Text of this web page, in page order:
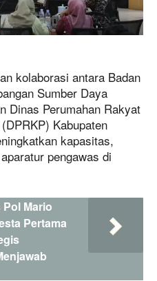
kolaborasi antara Badan
Sumber Daya
Dinas Perumahan Rakyat
Kabupaten
kapasitas,
pengawas di
Mario
Pertama